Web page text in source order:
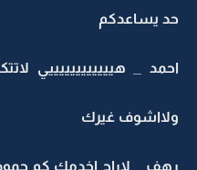
يساعدكم
_ هييييييييييييي
غيرك
_ لاراح اخدمك كم حمود